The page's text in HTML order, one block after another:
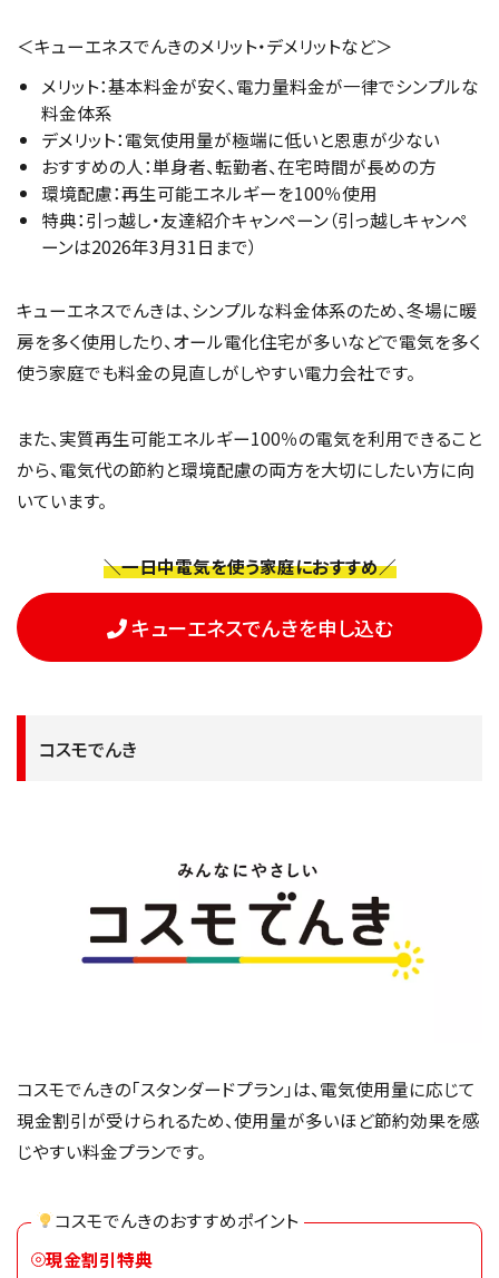
＜キューエネスでんきのメリット・デメリットなど＞
メリット：基本料金が安く、電力量料金が一律でシンプルな
料金体系
デメリット：電気使用量が極端に低いと恩恵が少ない
おすすめの人：単身者、転勤者、在宅時間が長めの方
環境配慮：再生可能エネルギーを100％使用
特典：引っ越し・友達紹介キャンペーン（引っ越しキャンペ
ーンは2026年3月31日まで）
キューエネスでんきは、シンプルな料金体系のため、冬場に暖
房を多く使用したり、オール電化住宅が多いなどで電気を多く
使う家庭でも料金の見直しがしやすい電力会社です。
また、実質再生可能エネルギー100％の電気を利用できること
から、電気代の節約と環境配慮の両方を大切にしたい方に向
いています。
＼一日中電気を使う家庭におすすめ／
キューエネスでんきを申し込む
コスモでんき
コスモでんきの「スタンダードプラン」は、電気使用量に応じて
現金割引が受けられるため、使用量が多いほど節約効果を感
じやすい料金プランです。
コスモでんきのおすすめポイント
現金割引特典